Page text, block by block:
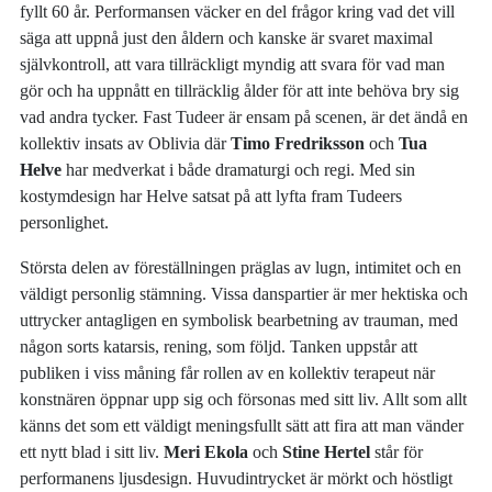
fyllt 60 år. Performansen väcker en del frågor kring vad det vill
säga att uppnå just den åldern och kanske är svaret maximal
självkontroll, att vara tillräckligt myndig att svara för vad man
gör och ha uppnått en tillräcklig ålder för att inte behöva bry sig
vad andra tycker. Fast Tudeer är ensam på scenen, är det ändå en
kollektiv insats av Oblivia därTimo Fredriksson ochTua
Helve har medverkat i både dramaturgi och regi. Med sin
kostymdesign har Helve satsat på att lyfta fram Tudeers
personlighet.
Största delen av föreställningen präglas av lugn, intimitet och en
väldigt personlig stämning. Vissa danspartier är mer hektiska och
uttrycker antagligen en symbolisk bearbetning av trauman, med
någon sorts katarsis, rening, som följd. Tanken uppstår att
publiken i viss måning får rollen av en kollektiv terapeut när
konstnären öppnar upp sig och försonas med sitt liv. Allt som allt
känns det som ett väldigt meningsfullt sätt att fira att man vänder
ett nytt blad i sitt liv.Meri Ekola och Stine Hertel står för
performanens ljusdesign. Huvudintrycket är mörkt och höstligt